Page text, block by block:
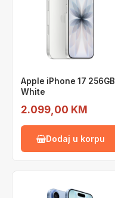
Apple iPhone 17 256GB
White
2.099,00 KM
Dodaj u korpu